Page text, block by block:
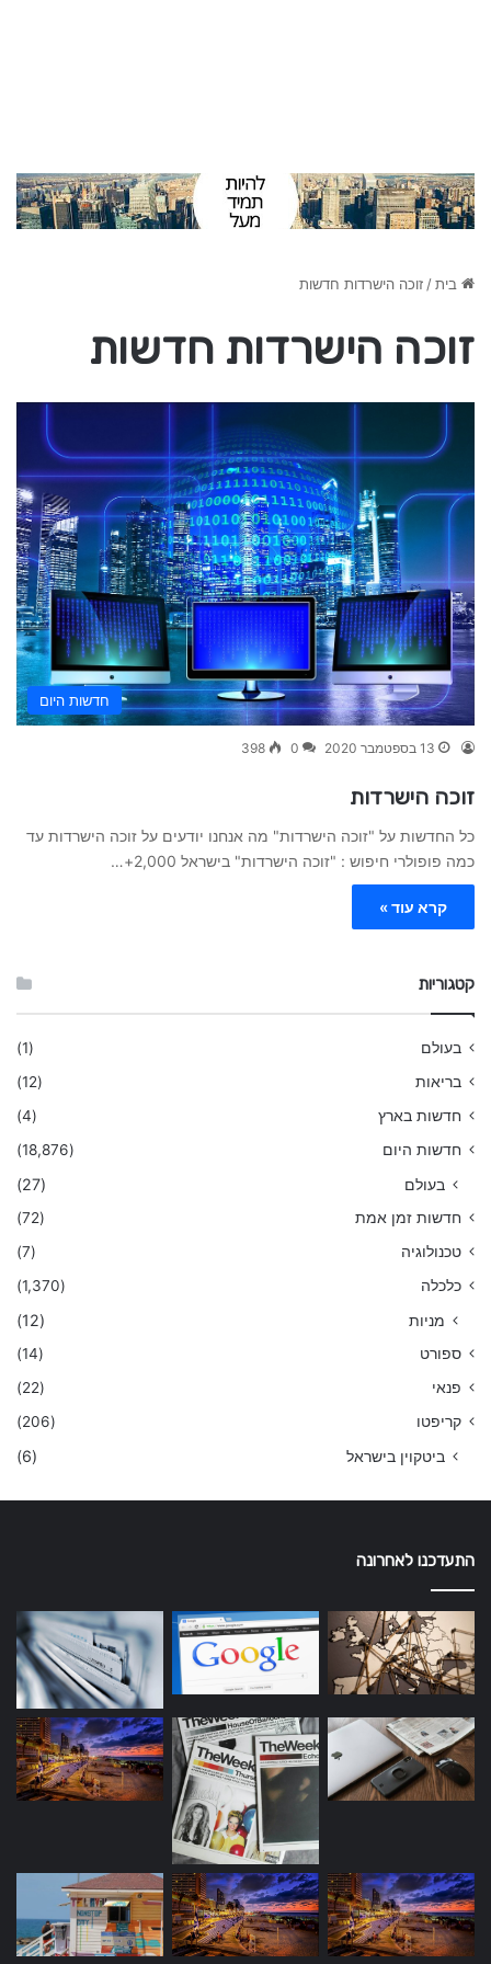
בית/זוכה הישרדות חדשות
זוכה הישרדות חדשות
חדשות היום
13 בספטמבר 2020 0
398
זוכה הישרדות
כל החדשות על "זוכה הישרדות" מה אנחנו יודעים על זוכה הישרדות עד
כמה פופולרי חיפוש : "זוכה הישרדות" בישראל 2,000+…
קרא עוד »
קטגוריות
בעולם
(1)
בריאות
(12)
חדשות בארץ
(4)
חדשות היום
(18,876)
בעולם (27)
חדשות זמן אמת
(72)
טכנולוגיה
(7)
כלכלה
(1,370)
מניות (12)
ספורט
(14)
פנאי
(22)
קריפטו
(206)
ביטקוין בישראל (6)
התעדכנו לאחרונה